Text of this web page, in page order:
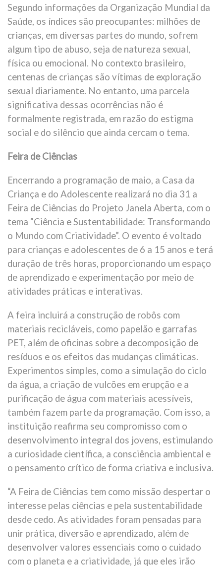
Segundo informações da Organização Mundial da
Saúde, os índices são preocupantes: milhões de
crianças, em diversas partes do mundo, sofrem
algum tipo de abuso, seja de natureza sexual,
física ou emocional. No contexto brasileiro,
centenas de crianças são vítimas de exploração
sexual diariamente. No entanto, uma parcela
significativa dessas ocorrências não é
formalmente registrada, em razão do estigma
social e do silêncio que ainda cercam o tema.
Feira de Ciências
Encerrando a programação de maio, a Casa da
Criança e do Adolescente realizará no dia 31 a
Feira de Ciências do Projeto Janela Aberta, com o
tema “Ciência e Sustentabilidade: Transformando
o Mundo com Criatividade”. O evento é voltado
para crianças e adolescentes de 6 a 15 anos e terá
duração de três horas, proporcionando um espaço
de aprendizado e experimentação por meio de
atividades práticas e interativas.
A feira incluirá a construção de robôs com
materiais recicláveis, como papelão e garrafas
PET, além de oficinas sobre a decomposição de
resíduos e os efeitos das mudanças climáticas.
Experimentos simples, como a simulação do ciclo
da água, a criação de vulcões em erupção e a
purificação de água com materiais acessíveis,
também fazem parte da programação. Com isso, a
instituição reafirma seu compromisso com o
desenvolvimento integral dos jovens, estimulando
a curiosidade científica, a consciência ambiental e
o pensamento crítico de forma criativa e inclusiva.
“A Feira de Ciências tem como missão despertar o
interesse pelas ciências e pela sustentabilidade
desde cedo. As atividades foram pensadas para
unir prática, diversão e aprendizado, além de
desenvolver valores essenciais como o cuidado
com o planeta e a criatividade, já que eles irão